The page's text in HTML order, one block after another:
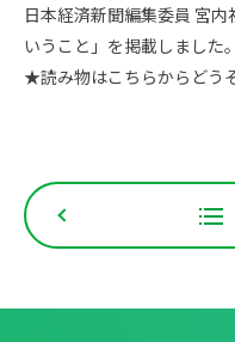
日本経済新聞編集委員 宮
いうこと」を掲載しました。
★読み物はこちらからどう